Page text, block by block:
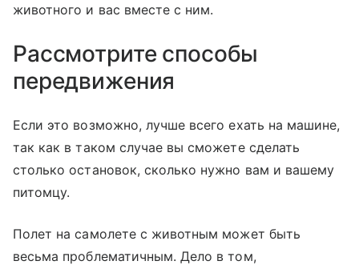
животного и вас вместе с ним.
Рассмотрите способы
передвижения
Если это возможно, лучше всего ехать на машине,
так как в таком случае вы сможете сделать
столько остановок, сколько нужно вам и вашему
питомцу.
Полет на самолете с животным может быть
весьма проблематичным. Дело в том,